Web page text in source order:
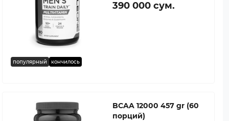
популярный кончилось
390 000 сум.
BCAA 12000 457 gr (60
порций)